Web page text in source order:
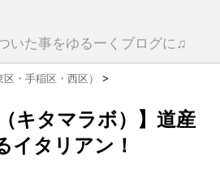
いた事をゆるーくブログに♫
・手稲区・西区） >
キタマラボ）】道産
イタリアン！